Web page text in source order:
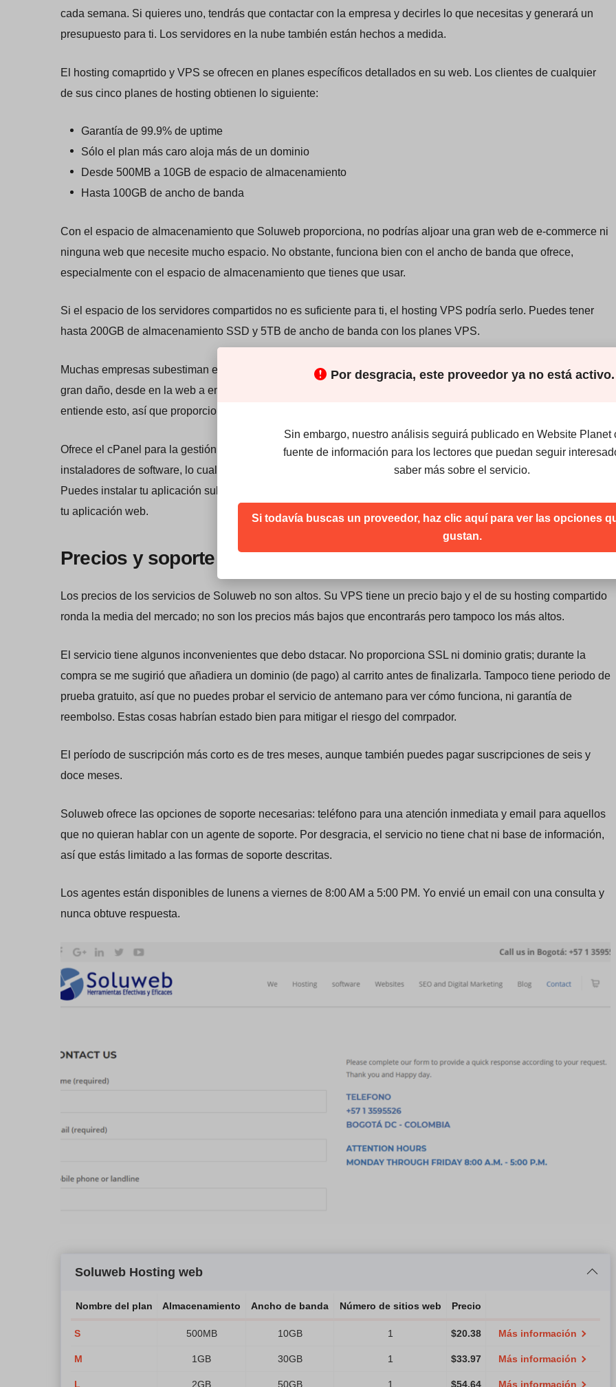
cada semana. Si quieres uno, tendrás que contactar con la empresa y decirles lo que necesitas y generará un
presupuesto para ti. Los servidores en la nube también están hechos a medida.
El hosting comaprtido y VPS se ofrecen en planes específicos detallados en su web. Los clientes de cualquier
de sus cinco planes de hosting obtienen lo siguiente:
Garantía de 99.9% de uptime
Sólo el plan más caro aloja más de un dominio
Desde 500MB a 10GB de espacio de almacenamiento
Hasta 100GB de ancho de banda
Con el espacio de almacenamiento que Soluweb proporciona, no podrías aljoar una gran web de e-commerce ni
ninguna web que necesite mucho espacio. No obstante, funciona bien con el ancho de banda que ofrece,
especialmente con el espacio de almacenamiento que tienes que usar.
Si el espacio de los servidores compartidos no es suficiente para ti, el hosting VPS podría serlo. Puedes tener
hasta 200GB de almacenamiento SSD y 5TB de ancho de banda con los planes VPS.
Muchas empresas subestiman el riesgo y la gravedad de los ataques DDoS; sólo un ataque podría causar un
gran daño, desde en la web a emails y demás flujo de trabajo y sistemas de comunicación conectados. Soluweb
entiende esto, así que proporciona protección contra ataques DDoS para tu web y servidor.
Ofrece el cPanel para la gestión del hosting, el cual es bastante popular. No menciona constructores web ni
instaladores de software, lo cual no es sorprendente ya que la empresa ofrece servicios de desarrollo web.
Puedes instalar tu aplicación subiendo el archivo principal, creando una base de datos MySQL y conectándola a
tu aplicación web.
Precios y soporte
Los precios de los servicios de Soluweb no son altos. Su VPS tiene un precio bajo y el de su hosting compartido
ronda la media del mercado; no son los precios más bajos que encontrarás pero tampoco los más altos.
El servicio tiene algunos inconvenientes que debo dstacar. No proporciona SSL ni dominio gratis; durante la
compra se me sugirió que añadiera un dominio (de pago) al carrito antes de finalizarla. Tampoco tiene periodo de
prueba gratuito, así que no puedes probar el servicio de antemano para ver cómo funciona, ni garantía de
reembolso. Estas cosas habrían estado bien para mitigar el riesgo del comrpador.
El período de suscripción más corto es de tres meses, aunque también puedes pagar suscripciones de seis y
doce meses.
Soluweb ofrece las opciones de soporte necesarias: teléfono para una atención inmediata y email para aquellos
que no quieran hablar con un agente de soporte. Por desgracia, el servicio no tiene chat ni base de información,
así que estás limitado a las formas de soporte descritas.
Los agentes están disponibles de lunens a viernes de 8:00 AM a 5:00 PM. Yo envié un email con una consulta y
nunca obtuve respuesta.
Soluweb Hosting web
Nombre del plan Almacenamiento Ancho de banda Número de sitios web Precio
S 500MB 10GB 1 $20.38 Más información
M 1GB 30GB 1 $33.97 Más información
L 2GB 50GB 1 $54.64 Más información
Por desgracia, este proveedor ya no está activo.
Sin embargo, nuestro análisis seguirá publicado en Website Planet
fuente de información para los lectores que puedan seguir
saber más sobre el servicio.
Si todavía buscas un proveedor, haz clic aquí para ver las opciones
gustan.